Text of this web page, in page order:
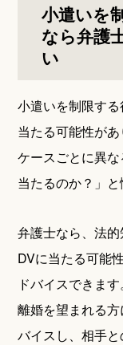
小遣いを
なら弁護
い
小遣いを制限す
当たる可能性が
ケースごとに異
当たるのか？」と
弁護士なら、法
DVに当たる可能
ドバイスできます。
離婚を望まれる
バイスし、相手